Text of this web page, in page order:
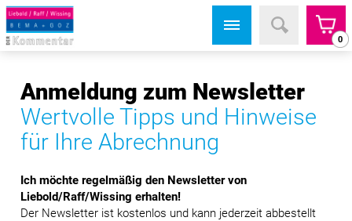
0
Anmeldung zum Newsletter
Wertvolle Tipps und Hinweise
für Ihre Abrechnung
Ich möchte regelmäßig den Newsletter von
Liebold/Raff/Wissing erhalten!
Der Newsletter ist kostenlos und kann jederzeit abbestellt